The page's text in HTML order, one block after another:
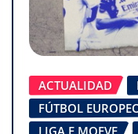
ACTUALIDAD
FÚTBOL
LIGA F MOEVE